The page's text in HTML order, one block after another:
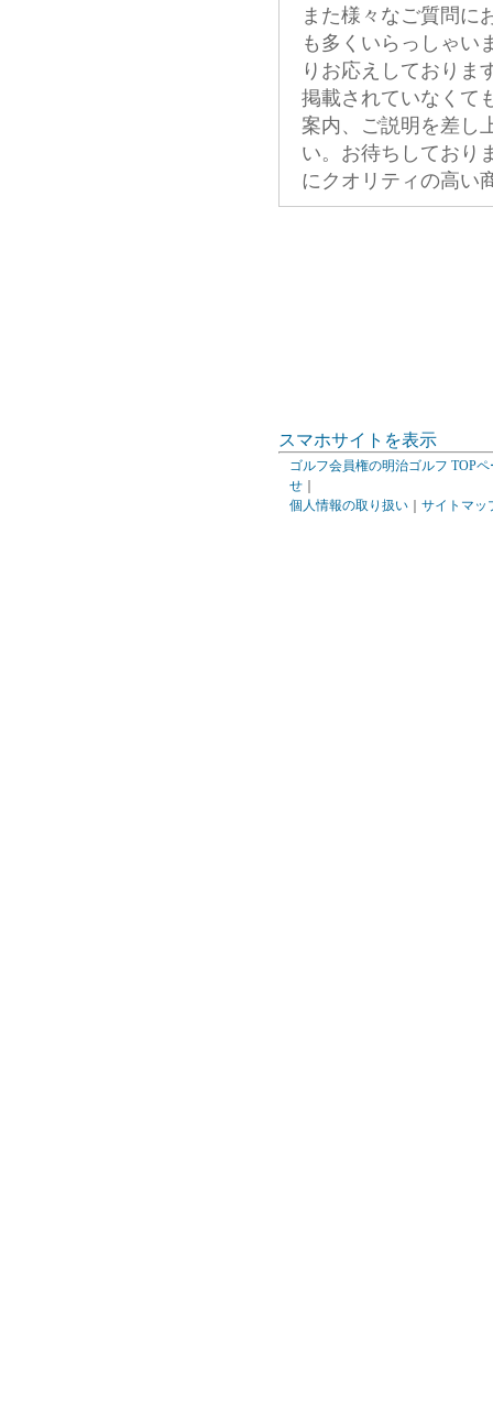
また様々なご質問に
も多くいらっしゃい
りお応えしておりま
掲載されていなくて
案内、ご説明を差し
い。お待ちしており
にクオリティの高い
スマホサイトを表示
ゴルフ会員権の明治ゴルフ TOPペ
せ
個人情報の取り扱い
サイトマッ